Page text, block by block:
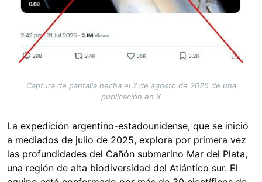
Captura de pantalla hecha el 7 de agosto de 2025 de una
publicación en X
La expedición argentino-estadounidense, que se inició
a mediados de julio de 2025, explora por primera vez
las profundidades del Cañón submarino Mar del Plata,
una región de alta biodiversidad del Atlántico sur. El